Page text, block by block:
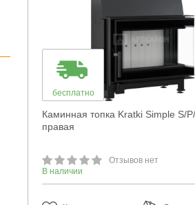
бесплатно
Каминная топка Kratki Simple S/
правая
Отзывов нет
В наличии